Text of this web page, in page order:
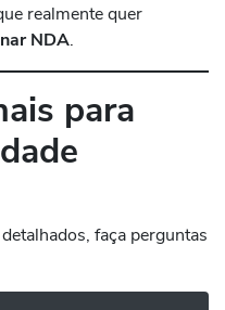
realmente quer
NDA.
para
faça perguntas